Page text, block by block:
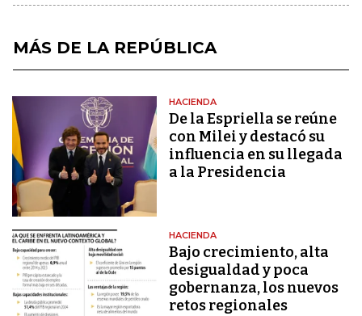
MÁS DE LA REPÚBLICA
HACIENDA
De la Espriella se reúne
con Milei y destacó su
influencia en su llegada
a la Presidencia
HACIENDA
Bajo crecimiento, alta
desigualdad y poca
gobernanza, los nuevos
retos regionales